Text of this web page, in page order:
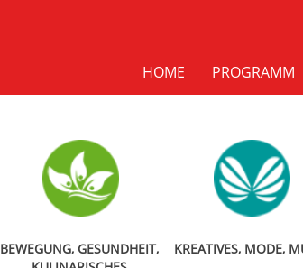
HOME PROGRAMM
BEWEGUNG, GESUNDHEIT,
KREATIVES, MODE,